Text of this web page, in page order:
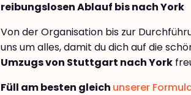
reibungslosen Ablauf bis nach York
Von der Organisation bis zur
uns um alles, damit du dich auf die
Umzugs von Stuttgart nach York
Füll am besten gleich unserer